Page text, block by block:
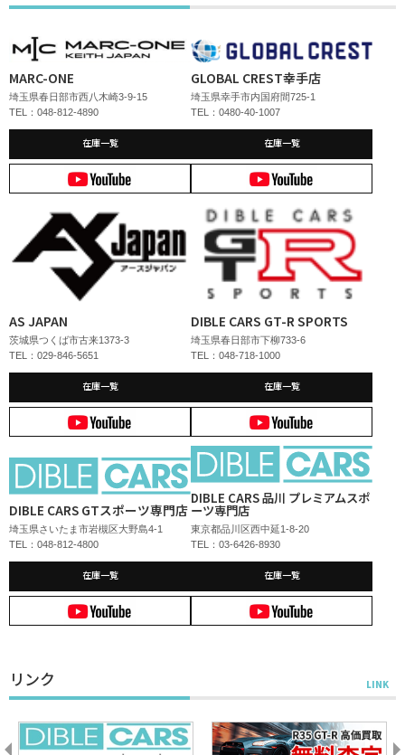
MARC-ONE
埼玉県春日部市西八木崎3-9-15
TEL：048-812-4890
在庫一覧
GLOBAL CREST幸手店
埼玉県幸手市内国府間725-1
TEL：0480-40-1007
在庫一覧
AS JAPAN
茨城県つくば市古来1373-3
TEL：029-846-5651
在庫一覧
DIBLE CARS GT-R SPORTS
埼玉県春日部市下柳733-6
TEL：048-718-1000
在庫一覧
DIBLE CARS GTスポーツ専門店
埼玉県さいたま市岩槻区大野島4-1
TEL：048-812-4800
在庫一覧
DIBLE CARS 品川 プレミアムスポ
ーツ専門店
東京都品川区西中延1-8-20
TEL：03-6426-8930
在庫一覧
リンク